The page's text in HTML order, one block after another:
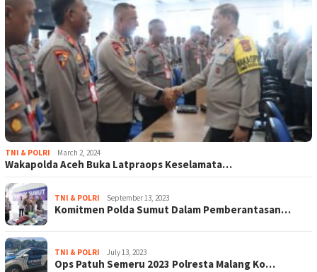
TNI & POLRI March 2, 2024
Wakapolda Aceh Buka Latpraops Keselamata…
TNI & POLRI September 13, 2023
Komitmen Polda Sumut Dalam Pemberantasan…
TNI & POLRI July 13, 2023
Ops Patuh Semeru 2023 Polresta Malang Ko…